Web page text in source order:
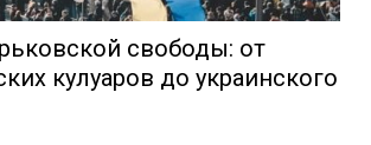
свободы: от
кулуаров до украинского